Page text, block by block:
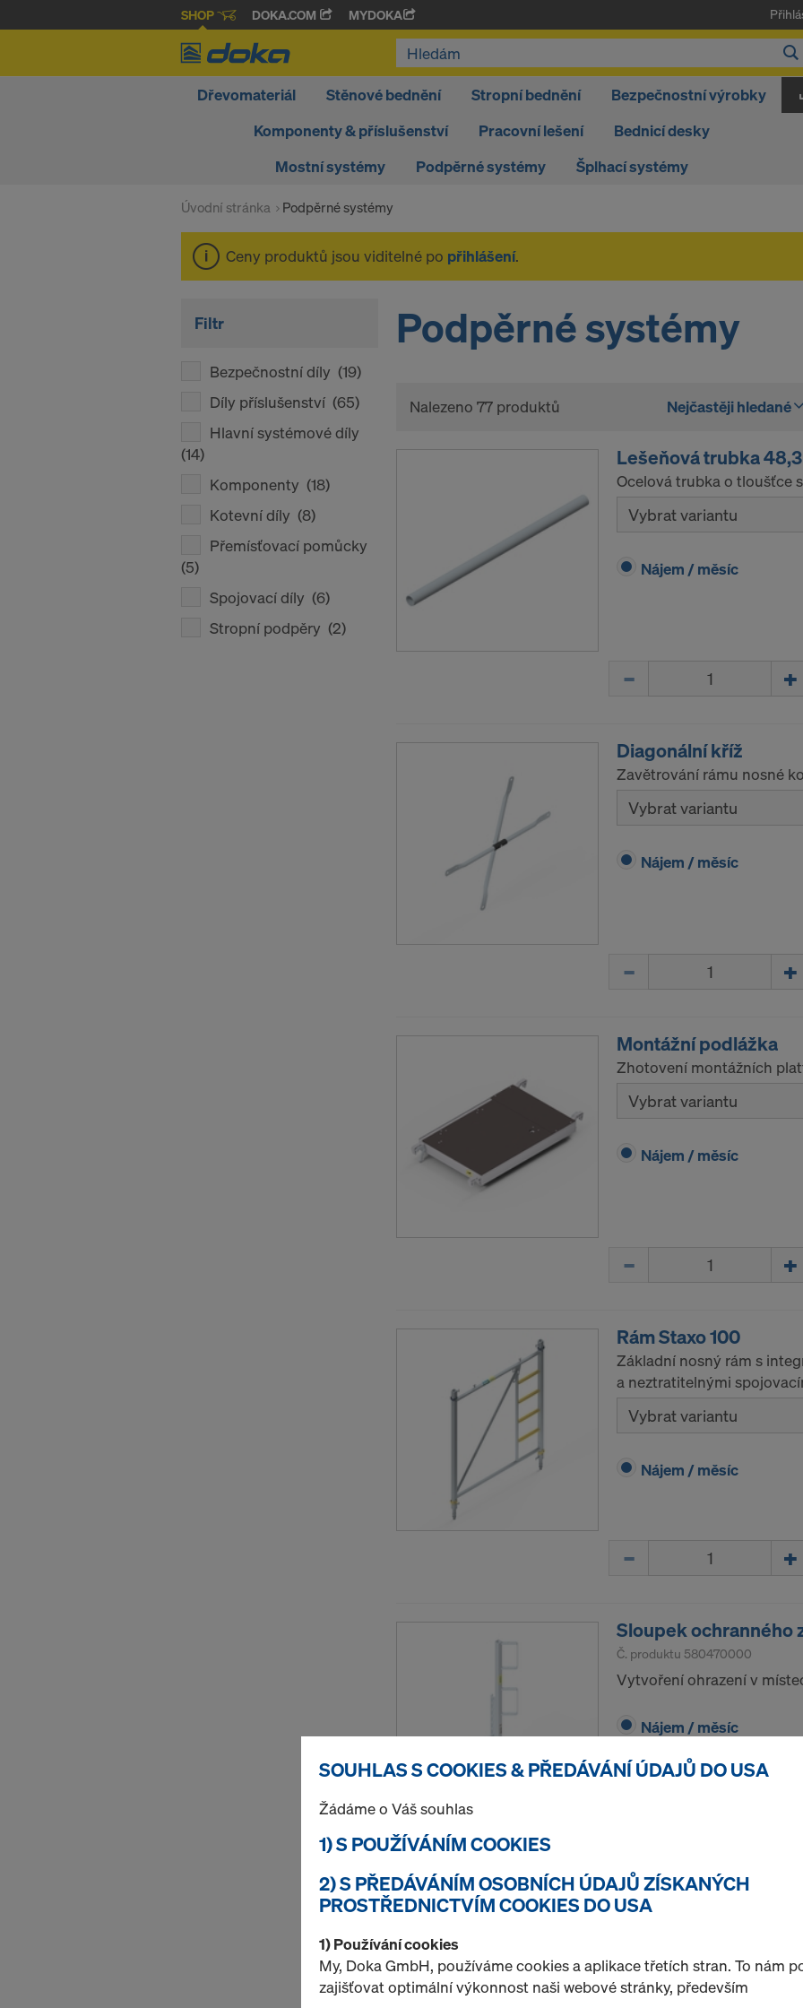
SHOP DOKA.COM MYDOKA
Dřevomateriál Stěnové bednění Stropní bednění
Bezpečnostní výrobky
Komponenty & příslušenství
Pracovní lešení
Bednicí desky
Mostní systémy
Podpěrné systémy Šplhací systémy
Úvodní stránka Podpěrné systémy
Ceny produktů jsou viditelné po přihlášení.
Filtr
Bezpečnostní díly (19)
Díly příslušenství (65)
Hlavní systémové díly
(14)
Komponenty (18)
Kotevní díly (8)
Přemísťovací pomůcky
(5)
Spojovací díly (6)
Stropní podpěry (2)
Podpěrné systémy
Nalezeno 77 produktů Nejčastěji hledané
Lešeňová trubka
Ocelová trubka o tloušťce
Vybrat variantu
Nájem / měsíc
Diagonální kříž
Zavětrování rámu nosné
Vybrat variantu
Nájem / měsíc
Montážní podlážka
Zhotovení montážních
Vybrat variantu
Nájem / měsíc
Rám Staxo 100
Základní nosný rám s
a neztratitelnými
Vybrat variantu
Nájem / měsíc
Sloupek ochranného
Č. produktu 580470000
Vytvoření ohrazení v
Nájem / měsíc
Spojovací prvek při
kotevními tyčemi.
SOUHLAS S COOKIES & PŘEDÁVÁNÍ ÚDAJŮ DO USA
Žádáme o Váš souhlas
1) S POUŽÍVÁNÍM COOKIES
2) S PŘEDÁVÁNÍM OSOBNÍCH ÚDAJŮ ZÍSKANÝCH
PROSTŘEDNICTVÍM COOKIES DO USA
1) Používání cookies
My, Doka GmbH, používáme cookies a aplikace třetích stran. To nám
zajišťovat optimální výkonnost naši webové stránky, především